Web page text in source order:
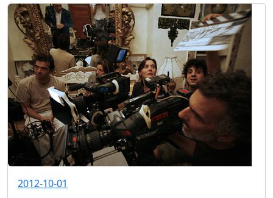
2012-10-01